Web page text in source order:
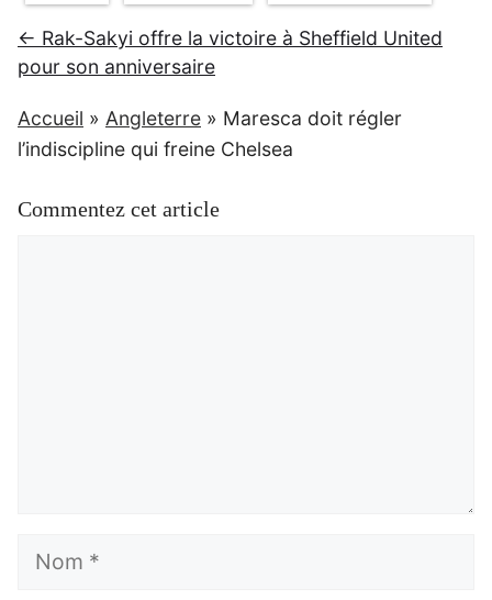
← Rak-Sakyi offre la victoire à Sheffield United
pour son anniversaire
Accueil » Angleterre » Maresca doit régler
l’indiscipline qui freine Chelsea
Commentez cet article